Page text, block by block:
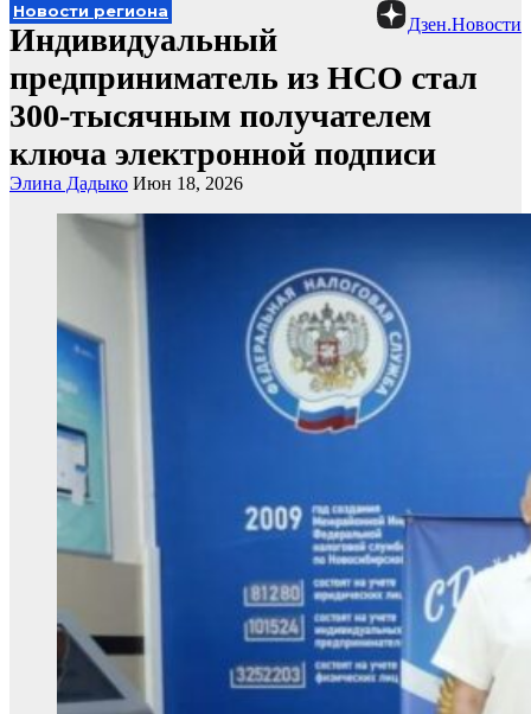
Дзен.Новости
Новости региона
Индивидуальный
предприниматель из НСО стал
300-тысячным получателем
ключа электронной подписи
Элина Дадыко Июн 18, 2026